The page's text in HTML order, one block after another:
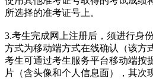
所选择的准考证号上。
3.考生完成网上注册后，须进行身
方式为移动端方式在线确认（该方
考生可通过考生服务平台移动端按
片（含头像和个人信息面），其次